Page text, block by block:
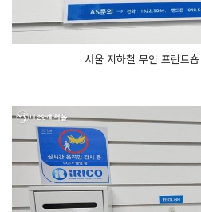
서울 지하철 무인 프린트